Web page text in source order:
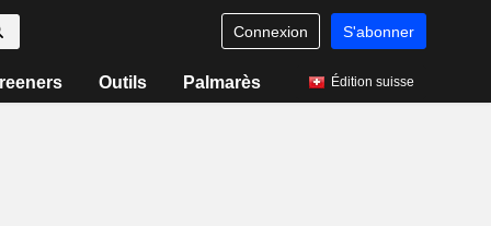
Connexion S'abonner
Outils Palmarès Édition suisse